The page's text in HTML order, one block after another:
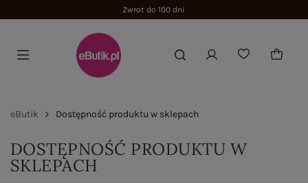
Zwrot do 100 dni
eButik Dostępność produktu w sklepach
DOSTĘPNOŚĆ PRODUKTU W
SKLEPACH